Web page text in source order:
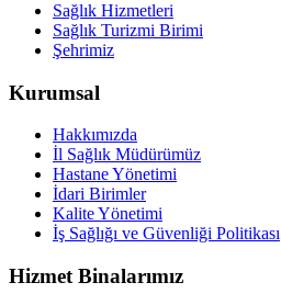
Sağlık Hizmetleri
Sağlık Turizmi Birimi
Şehrimiz
Kurumsal
Hakkımızda
İl Sağlık Müdürümüz
Hastane Yönetimi
İdari Birimler
Kalite Yönetimi
İş Sağlığı ve Güvenliği Politikası
Hizmet Binalarımız